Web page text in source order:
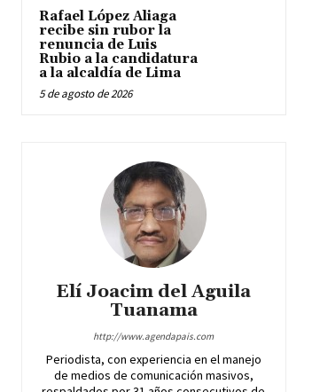
Rafael López Aliaga
recibe sin rubor la
renuncia de Luis
Rubio a la candidatura
a la alcaldía de Lima
5 de agosto de 2026
Elí Joacim del Aguila
Tuanama
http://www.agendapais.com
Periodista, con experiencia en el manejo
de medios de comunicación masivos,